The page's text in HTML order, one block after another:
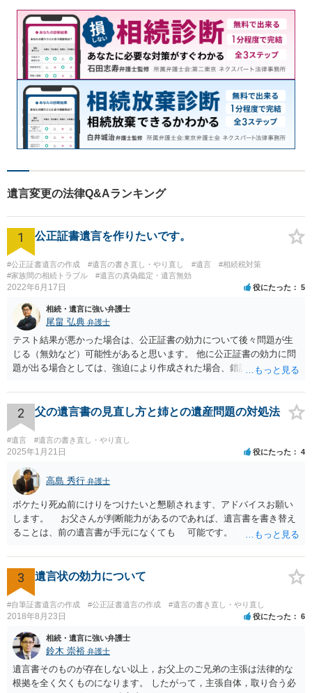
です。
遺言変更の法律Q&Aランキング
1 公正証書遺言を作りたいです。
#公正証書遺言の作成 #遺言の書き直し・やり直し #遺言
#相続税対策
#家族間の相続トラブル
#遺言の真偽鑑定・遺言無効
2022年6月17日 役にたった 5
相続・遺言に強い弁護士
尾畠 弘典 弁護士
テスト結果が悪かった場合は、公正証書の効力について後々問題が生
じる（無効など）可能性があると思います。 他に公正証書の効力に問
題が出る場合としては、強迫により作成された場合、錯誤（勘違い）
すが、弁護士に作成を依頼する場合は、１０～数十万円程度になるケ
ースが多いと思います。 報酬体系は、弁護士ごとに異なりますので一
律の基準はありません。
2 父の遺言書の見直し方と姉との遺産問題の対処法
#遺言 #遺言の書き直し・やり直し
2025年1月21日 役にたった 4
高島 秀行 弁護士
ボケたり死ぬ前にけりをつけたいと懇願されます、アドバイスお願い
します。 お父さんが判断能力があるのであれば、遺言書を書き替え
ることは、前の遺言書が手元になくても 可能です。 将来遺言の効
してもらって 診断書を取得して、公証役場へ行って公正証書遺言を
作成するのがよいと思います。 将来争われることが見込まれること
から、弁護士に依頼して手続きを進めた方がよいと思います。
3 遺言状の効力について
#自筆証書遺言の作成 #公正証書遺言の作成 #遺言の書き直し・やり直し
2018年8月23日 役にたった 6
相続・遺言に強い弁護士
鈴木 崇裕 弁護士
遺言書そのものが存在しない以上，お父上のご兄弟の主張は法律的な
根拠を全く欠くものになります。 したがって，主張自体，取り合う必